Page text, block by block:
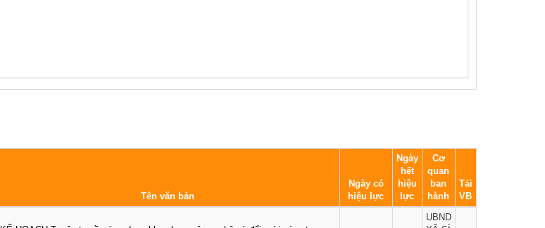
Tên văn bản
Ngày có
hiệu lực
Ngày
hết
hiệu
lực
Cơ
quan
ban
hành
Tải
VB
UBND